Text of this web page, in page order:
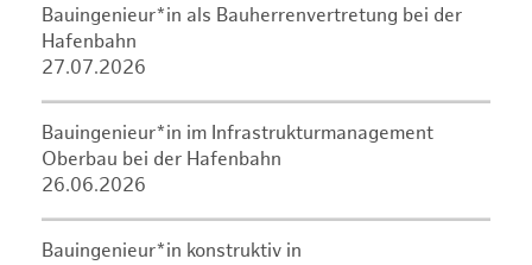
Bauingenieur*in als Bauherrenvertretung bei der
Hafenbahn
27.07.2026
Bauingenieur*in im Infrastrukturmanagement
Oberbau bei der Hafenbahn
26.06.2026
Bauingenieur*in konstruktiv in